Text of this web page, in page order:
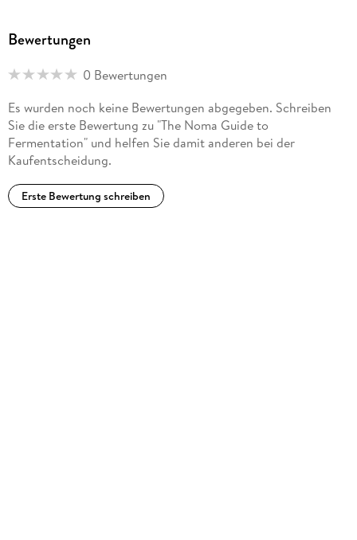
Work in Progress. He lives with his wife, Nadine Levy
@reneredzepinoma and @nomacph.
David Zilber is a chef and photographer who hails from
Toronto, Canada. He has cooked from coast to coast across
North America, most notably as a sous-chef at Hawksworth
Restaurant in Vancouver. He has worked at Noma since 2014
and has served as director of its fermentation lab since 2016.
He enjoys Jamaican patties and quantum physics. Find him
Bewertungen
0 Bewertungen
Es wurden noch keine Bewertungen abgegeben. Schreiben
Sie die erste Bewertung zu "The Noma Guide to
Fermentation" und helfen Sie damit anderen bei der
Kaufentscheidung.
Erste Bewertung schreiben